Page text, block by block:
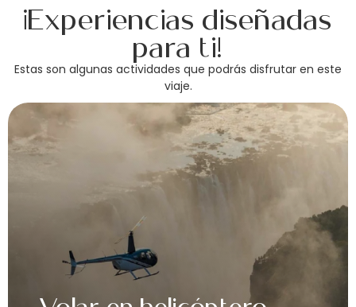
¡Experiencias diseñadas
para ti!
Estas son algunas actividades que podrás disfrutar en este
viaje.